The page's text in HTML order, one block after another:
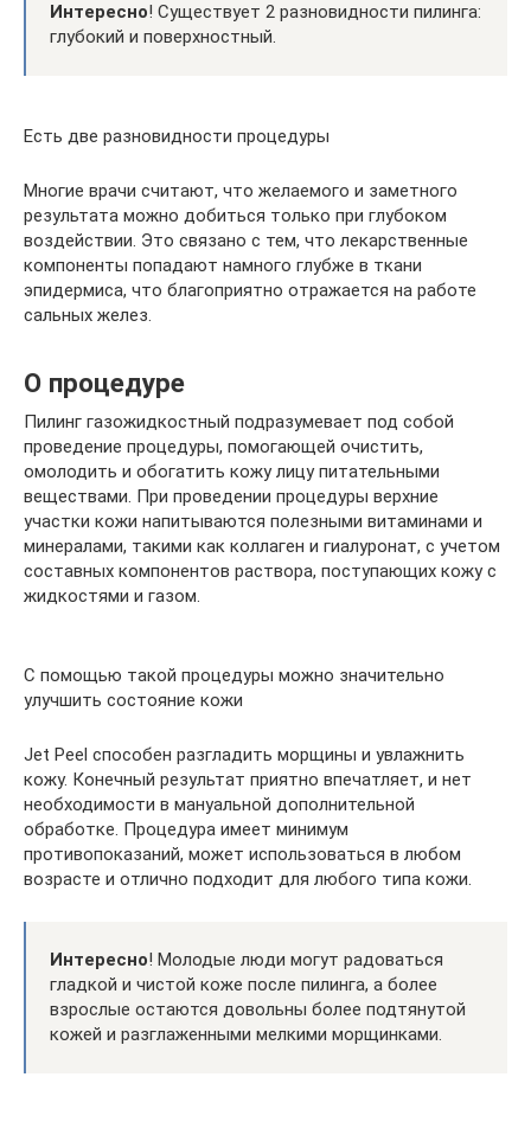
Интересно! Существует 2 разновидности пилинга:
глубокий и поверхностный.
Есть две разновидности процедуры
Многие врачи считают, что желаемого и заметного
результата можно добиться только при глубоком
воздействии. Это связано с тем, что лекарственные
компоненты попадают намного глубже в ткани
эпидермиса, что благоприятно отражается на работе
сальных желез.
О процедуре
Пилинг газожидкостный подразумевает под собой
проведение процедуры, помогающей очистить,
омолодить и обогатить кожу лицу питательными
веществами. При проведении процедуры верхние
участки кожи напитываются полезными витаминами и
минералами, такими как коллаген и гиалуронат, с учетом
составных компонентов раствора, поступающих кожу с
жидкостями и газом.
С помощью такой процедуры можно значительно
улучшить состояние кожи
Jet Peel способен разгладить морщины и увлажнить
кожу. Конечный результат приятно впечатляет, и нет
необходимости в мануальной дополнительной
обработке. Процедура имеет минимум
противопоказаний, может использоваться в любом
возрасте и отлично подходит для любого типа кожи.
Интересно! Молодые люди могут радоваться
гладкой и чистой коже после пилинга, а более
взрослые остаются довольны более подтянутой
кожей и разглаженными мелкими морщинками.